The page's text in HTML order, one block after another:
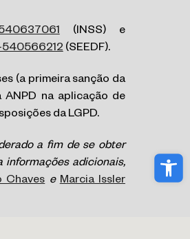
(INSS) e
540566212(SEEDF).
(a primeira sanção da
na aplicação de
da LGPD.
a fim de se obter
informações adicionais,
Chaves eMarcia Issler